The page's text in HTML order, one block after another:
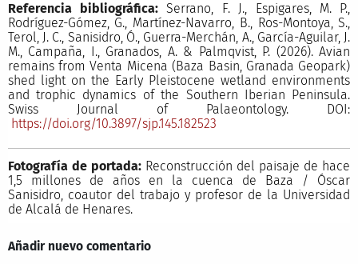
Referencia bibliográfica: Serrano, F. J., Espigares, M. P.,
Rodríguez-Gómez, G., Martínez-Navarro, B., Ros-Montoya, S.,
Terol, J. C., Sanisidro, Ó., Guerra-Merchán, A., García-Aguilar, J.
M., Campaña, I., Granados, A. & Palmqvist, P. (2026). Avian
remains from Venta Micena (Baza Basin, Granada Geopark)
shed light on the Early Pleistocene wetland environments
and trophic dynamics of the Southern Iberian Peninsula.
Swiss Journal of Palaeontology. DOI:
https://doi.org/10.3897/sjp.145.182523
Fotografía de portada: Reconstrucción del paisaje de hace
1,5 millones de años en la cuenca de Baza / Óscar
Sanisidro, coautor del trabajo y profesor de la Universidad
de Alcalá de Henares.
Añadir nuevo comentario